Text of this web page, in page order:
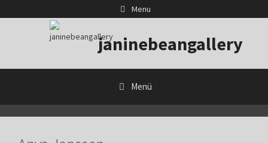
Inhalt
Menu
janinebeangallery
Menü